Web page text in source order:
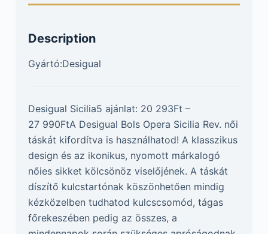
Description
Gyártó:Desigual
Desigual Sicilia5 ajánlat: 20 293Ft –
27 990FtA Desigual Bols Opera Sicilia Rev. női
táskát kifordítva is használhatod! A klasszikus
design és az ikonikus, nyomott márkalogó
nőies sikket kölcsönöz viselőjének. A táskát
díszítő kulcstartónak köszönhetően mindig
kézközelben tudhatod kulcscsomód, tágas
főrekeszében pedig az összes, a